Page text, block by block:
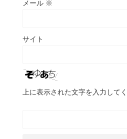
メール ※
サイト
上に表示された文字を入力してく